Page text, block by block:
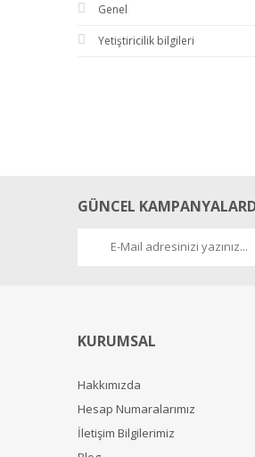
Genel
Yetiştiricilik bilgileri
GÜNCEL
KURUMSAL
Hakkımızda
Hesap Numaralarımız
İletişim Bilgilerimiz